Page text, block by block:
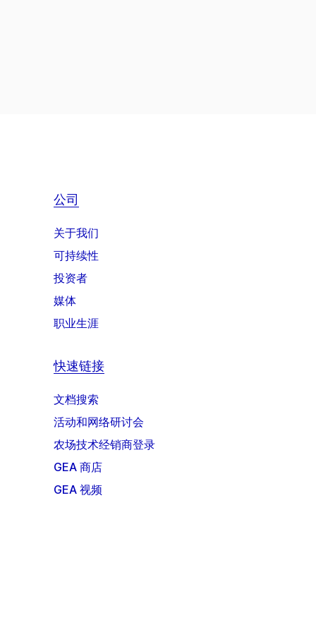
公司
关于我们
可持续性
投资者
媒体
职业生涯
快速链接
文档搜索
活动和网络研讨会
农场技术经销商登录
GEA 商店
GEA 视频